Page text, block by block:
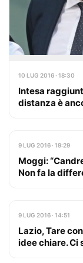
10 LUG 2016 · 18:30
Intesa
distanza è
9 LUG 2016 · 19:29
Moggi:
Non fa la
9 LUG 2016 · 14:51
Lazio, Tare
idee chiare. Ci